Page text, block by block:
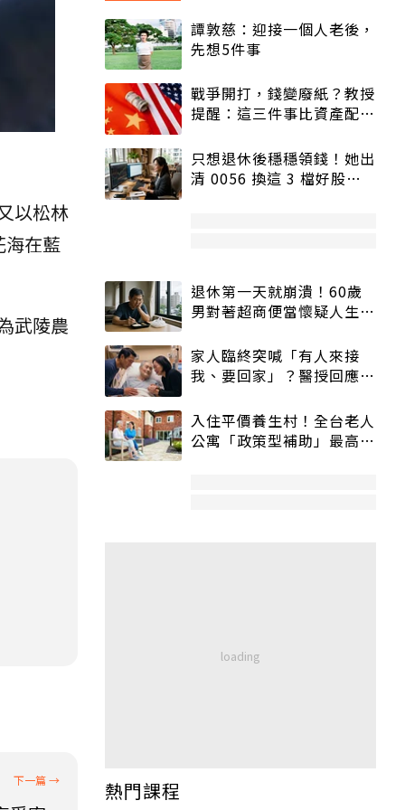
以松林
在藍
武陵農
譚敦慈：迎接一個人老後，
先想5件事
戰爭開打，錢變廢紙？教授
提醒：這三件事比資產配置
只想退休後穩穩領錢！她出
清 0056 換這 3 檔好股：
退休第一天就崩潰！60歲
男對著超商便當懷疑人生
家人臨終突喊「有人來接
我、要回家」？醫授回應方
入住平價養生村！全台老人
公寓「政策型補助」最高打
熱門課程